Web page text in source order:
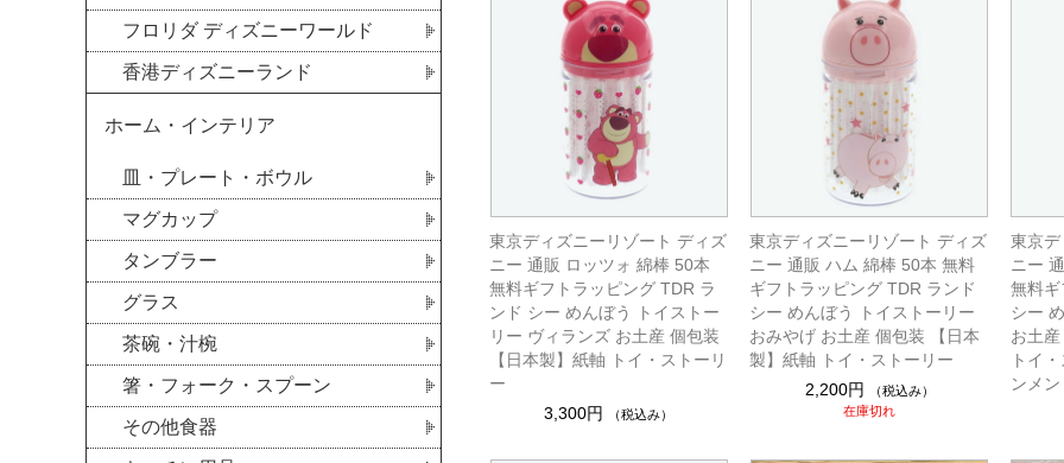
東京ディズニーリゾート ディズ
ニー 通販 ロッツォ 綿棒 50本
無料ギフトラッピング TDR ラ
ンド シー めんぼう トイストー
リー ヴィランズ お土産 個包装
【日本製】紙軸 トイ・ストーリ
ー
3,300円
（税込み）
東京ディズニーリゾート ディズ
ニー 通販 ハム 綿棒 50本 無料
ギフトラッピング TDR ランド
シー めんぼう トイストーリー
おみやげ お土産 個包装 【日本
製】紙軸 トイ・ストーリー
2,200円
（税込み）
在庫切れ
東京
ニー
無料
シー
お土
トイ
ンメン
フロリダ ディズニーワールド
香港ディズニーランド
ホーム・インテリア
皿・プレート・ボウル
マグカップ
タンブラー
グラス
茶碗・汁椀
箸・フォーク・スプーン
その他食器